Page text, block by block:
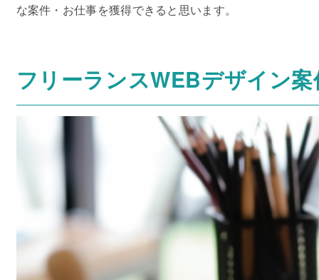
な案件・お仕事を獲得できると思います。
フリーランスWEBデザイン